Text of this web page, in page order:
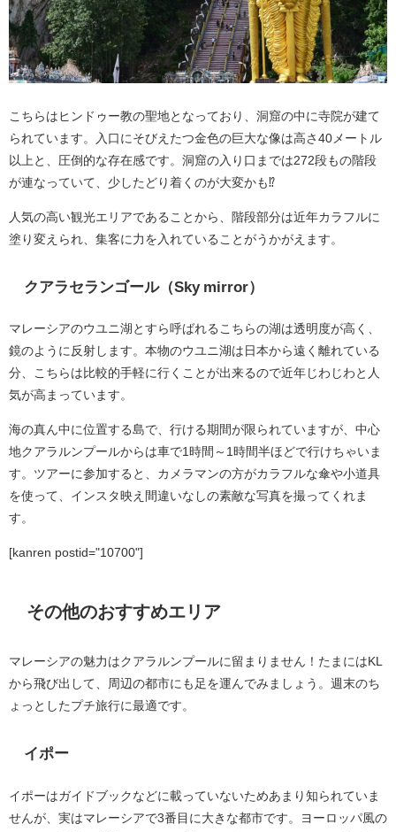
こちらはヒンドゥー教の聖地となっており、洞窟の中に寺院が建て
られています。入口にそびえたつ金色の巨大な像は高さ40メートル
以上と、圧倒的な存在感です。洞窟の入り口までは272段もの階段
が連なっていて、少したどり着くのが大変かも⁉
人気の高い観光エリアであることから、階段部分は近年カラフルに
塗り変えられ、集客に力を入れていることがうかがえます。
クアラセランゴール（Sky mirror）
マレーシアのウユニ湖とすら呼ばれるこちらの湖は透明度が高く、
鏡のように反射します。本物のウユニ湖は日本から遠く離れている
分、こちらは比較的手軽に行くことが出来るので近年じわじわと人
気が高まっています。
海の真ん中に位置する島で、行ける期間が限られていますが、中心
地クアラルンプールからは車で1時間～1時間半ほどで行けちゃいま
す。ツアーに参加すると、カメラマンの方がカラフルな傘や小道具
を使って、インスタ映え間違いなしの素敵な写真を撮ってくれま
す。
[kanren postid="10700"]
その他のおすすめエリア
マレーシアの魅力はクアラルンプールに留まりません！たまにはKL
から飛び出して、周辺の都市にも足を運んでみましょう。週末のち
ょっとしたプチ旅行に最適です。
イポー
イポーはガイドブックなどに載っていないためあまり知られていま
せんが、実はマレーシアで3番目に大きな都市です。ヨーロッパ風の